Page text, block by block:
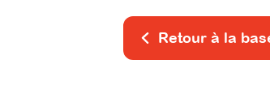
Retour à la